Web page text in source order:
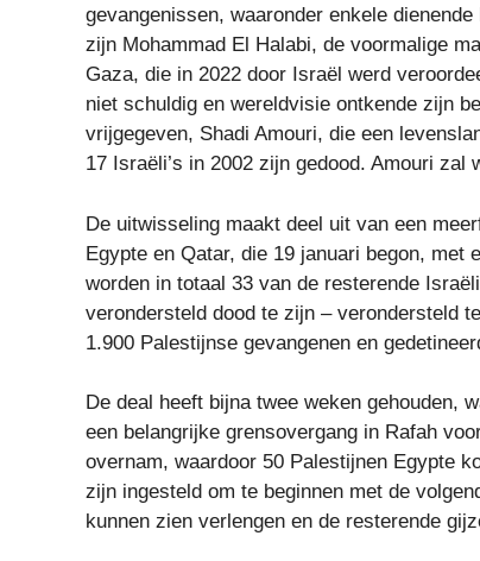
gevangenissen, waaronder enkele
zijn Mohammad El Halabi, de voormalige
Gaza, die in 2022 door Israël werd
niet schuldig en wereldvisie ontkende zijn
vrijgegeven, Shadi Amouri, die een
17 Israëli’s in 2002 zijn gedood. Amouri zal
De uitwisseling maakt deel uit van een
Egypte en Qatar, die 19 januari begon,
worden in totaal 33 van de resterende
verondersteld dood te zijn – verondersteld
1.900 Palestijnse gevangenen en
De deal heeft bijna twee weken gehouden,
een belangrijke grensovergang in Rafah
overnam, waardoor 50 Palestijnen Egypte
zijn ingesteld om te beginnen met de
kunnen zien verlengen en de resterende